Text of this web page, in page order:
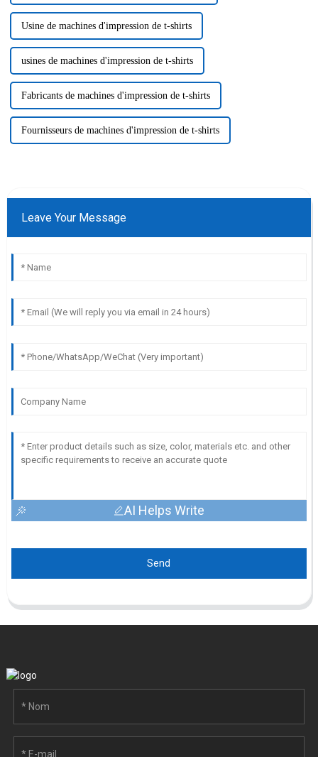
Usine de machines d'impression de t-shirts
usines de machines d'impression de t-shirts
Fabricants de machines d'impression de t-shirts
Fournisseurs de machines d'impression de t-shirts
Leave Your Message
AI Helps Write
Send